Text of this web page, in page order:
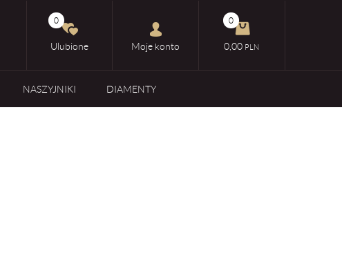
0
Ulubione Moje konto
0
0,00 PLN
NASZYJNIKI DIAMENTY